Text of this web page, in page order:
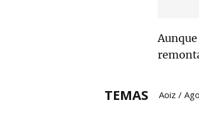
TEMAS Aoiz /